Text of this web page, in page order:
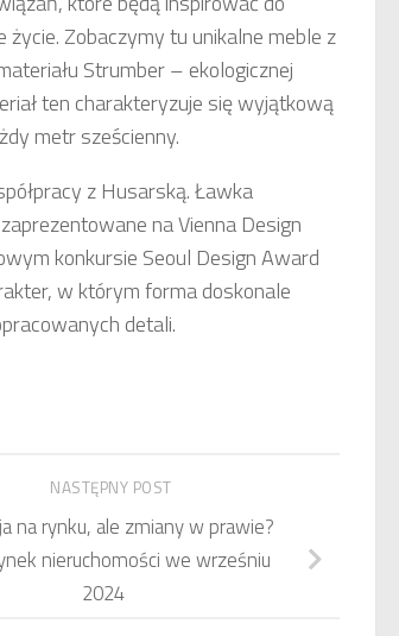
Zobaczymy tu unikalne meble z
Strumber – ekologicznej
ten charakteryzuje się wyjątkową
metr sześcienny.
z Husarską. Ławka
na Vienna Design
konkursie Seoul Design Award
w którym forma doskonale
detali.
NASTĘPNY POST
na rynku, ale zmiany w prawie?
nieruchomości we wrześniu
2024